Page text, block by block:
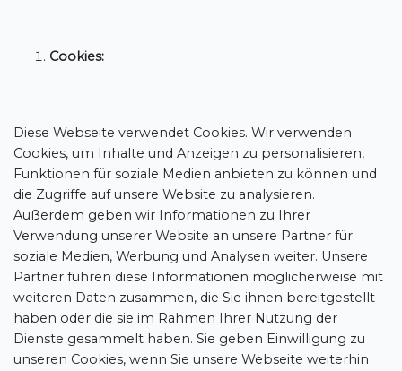
Cookies:
Diese Webseite verwendet Cookies. Wir verwenden
Cookies, um Inhalte und Anzeigen zu personalisieren,
Funktionen für soziale Medien anbieten zu können und
die Zugriffe auf unsere Website zu analysieren.
Außerdem geben wir Informationen zu Ihrer
Verwendung unserer Website an unsere Partner für
soziale Medien, Werbung und Analysen weiter. Unsere
Partner führen diese Informationen möglicherweise mit
weiteren Daten zusammen, die Sie ihnen bereitgestellt
haben oder die sie im Rahmen Ihrer Nutzung der
Dienste gesammelt haben. Sie geben Einwilligung zu
unseren Cookies, wenn Sie unsere Webseite weiterhin